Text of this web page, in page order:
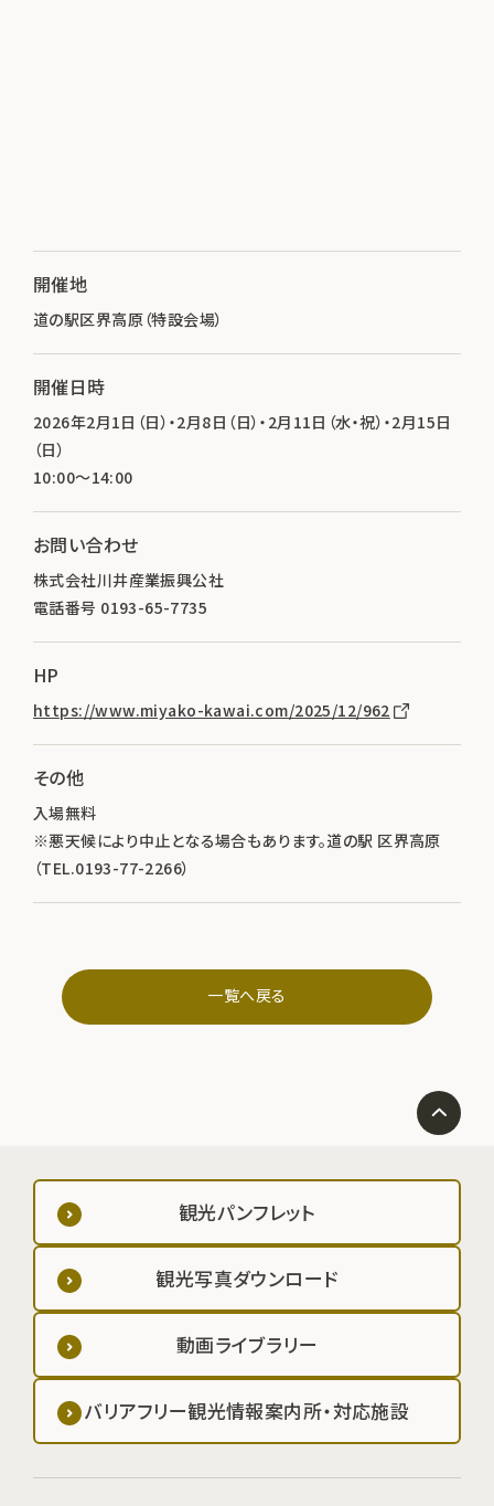
開催地
道の駅区界高原（特設会場）
開催日時
2026年2月1日（日）・2月8日（日）・2月11日（水・祝）・2月15日
（日）
10:00～14:00
お問い合わせ
株式会社川井産業振興公社
電話番号 0193-65-7735
HP
https://www.miyako-kawai.com/2025/12/962
その他
入場無料
※悪天候により中止となる場合もあります。道の駅 区界高原
（TEL.0193-77-2266）
一覧へ戻る
観光パンフレット
観光写真ダウンロード
動画ライブラリー
バリアフリー観光情報案内所・対応施設